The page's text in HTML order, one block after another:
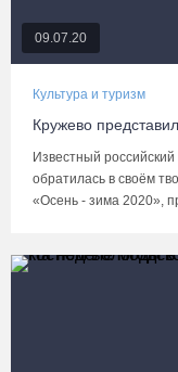
09.07.20
Культура и туризм
Кружево
Известный
обратилась в своём
«Осень - зима 2020»,